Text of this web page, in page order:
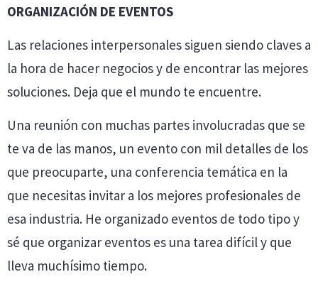
ORGANIZACIÓN DE EVENTOS
Las relaciones interpersonales siguen siendo claves a
la hora de hacer negocios y de encontrar las mejores
soluciones. Deja que el mundo te encuentre.
Una reunión con muchas partes involucradas que se
te va de las manos, un evento con mil detalles de los
que preocuparte, una conferencia temática en la
que necesitas invitar a los mejores profesionales de
esa industria. He organizado eventos de todo tipo y
sé que organizar eventos es una tarea difícil y que
lleva muchísimo tiempo.